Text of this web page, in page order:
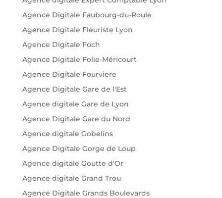
Agence Digitale Faubourg-du-Roule
Agence Digitale Fleuriste Lyon
Agence Digitale Foch
Agence Digitale Folie-Méricourt
Agence Digitale Fourviere
Agence Digitale Gare de l'Est
Agence digitale Gare de Lyon
Agence Digitale Gare du Nord
Agence digitale Gobelins
Agence Digitale Gorge de Loup
Agence digitale Goutte d'Or
Agence digitale Grand Trou
Agence Digitale Grands Boulevards